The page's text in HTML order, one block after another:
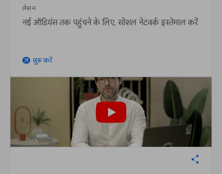
लेसन
नई ऑडियंस तक पहुंचने के लिए, सोशल नेटवर्क इस्तेमाल करें
arrow_outward शुरू करें